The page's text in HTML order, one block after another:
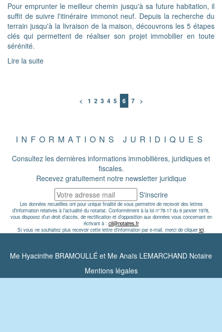
Pour emprunter le meilleur chemin jusqu'à sa future habitation, il
suffit de suivre l'itinéraire immonot neuf. Depuis la recherche du
terrain jusqu'à la livraison de la maison, découvrons les 5 étapes
clés qui permettent de réaliser son projet immobilier en toute
sérénité.
Lire la suite
< 1 2 3 4 5 6 7 >
INFORMATIONS JURIDIQUES
Consultez les dernières informations immobilières, juridiques et
fiscales.
Recevez gratuitement notre newsletter juridique
S'inscrire
Les données recueillies ont pour unique finalité de vous permettre de recevoir des lettres
d’information relatives à l’actualité du notariat. Conformément à la loi n°78-17 du 6 janvier 1978,
vous disposez d’un droit d’accès, de rectification et d’opposition aux données vous concernant en
écrivant à : cil@notaires.fr
Si vous ne souhaitez plus recevoir cette lettre d’information par e-mail, merci de cliquerici.
Me Hyacinthe BRAMOULLÉ et Me Anaïs LEMARCHAND Notaire
Mentions légales